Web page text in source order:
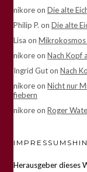
nikoreon Die alte
Philip P. on Die alte
Lisa on Mikrokosmos
nikoreon Nach Kopf
Ingrid Guton Nach
nikoreon Nicht nur
fiebern
nikoreon Roger
Herausgeber dieses